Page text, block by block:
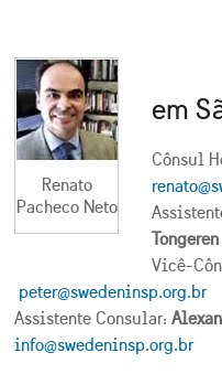
Renato
Pacheco Neto
em
Cônsul
Vicê-
peter@swedeninsp.org.br
Assistente Consular:
info@swedeninsp.org.br